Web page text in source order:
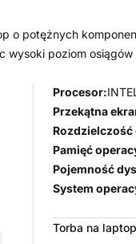
o potężnych
wysoki poziom
Procesor:
Przekątna
Rozdzielczość
Pamięć
Pojemność
System
Torba na